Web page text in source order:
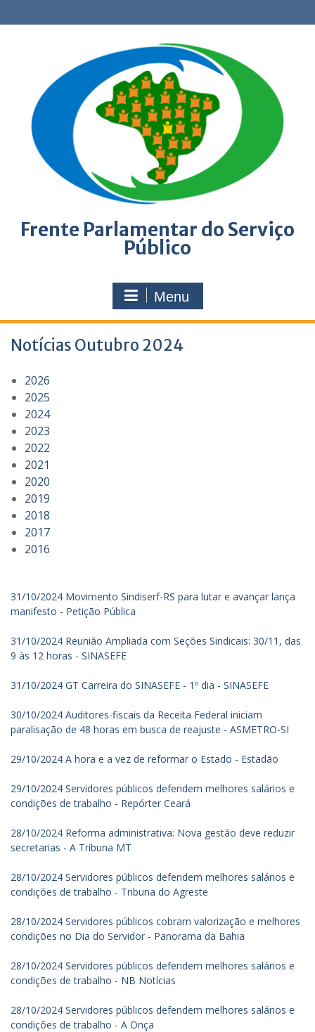
to
Frente Parlamentar do Serviço
Público
Menu
Notícias Outubro 2024
2026
2025
2024
2023
2022
2021
2020
2019
2018
2017
2016
31/10/2024 Movimento Sindiserf-RS para lutar e avançar lança
manifesto - Petição Pública
31/10/2024 Reunião Ampliada com Seções Sindicais: 30/11, das
9 às 12 horas - SINASEFE
31/10/2024 GT Carreira do SINASEFE - 1º dia - SINASEFE
30/10/2024 Auditores-fiscais da Receita Federal iniciam
paralisação de 48 horas em busca de reajuste - ASMETRO-SI
29/10/2024 A hora e a vez de reformar o Estado - Estadão
29/10/2024 Servidores públicos defendem melhores salários e
condições de trabalho - Repórter Ceará
28/10/2024 Reforma administrativa: Nova gestão deve reduzir
secretarias - A Tribuna MT
28/10/2024 Servidores públicos defendem melhores salários e
condições de trabalho - Tribuna do Agreste
28/10/2024 Servidores públicos cobram valorização e melhores
condições no Dia do Servidor - Panorama da Bahia
28/10/2024 Servidores públicos defendem melhores salários e
condições de trabalho - NB Notícias
28/10/2024 Servidores públicos defendem melhores salários e
condições de trabalho - A Onça